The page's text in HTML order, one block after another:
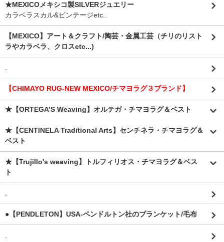
★MEXICOメキシコ製SILVERジュエリー
カラベラスカル&ビンテージetc..
【MEXICO】アート＆クラフト/陶芸・金属工芸（チリのリスト
ラやカラベラ、クロスetc...)
【CHIMAYO RUG-NEW MEXICO/チマヨラグ３ブランド】
★【ORTEGA’S Weaving】オルテガ・チマヨラグ＆ベスト
★【CENTINELA Traditional Arts】センチネラ・チマヨラグ＆
ベスト
★【Trujillo's weaving】トルフィリオス・チマヨラグ＆ベス
ト
●【PENDLETON】USA-ペンドルトン社のブランケット/毛布